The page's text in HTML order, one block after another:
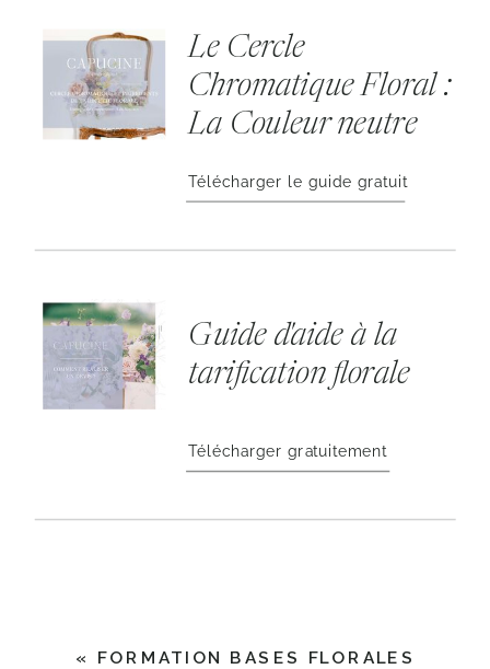
Télécharger le guide gratuit
Le Cercle
Chromatique Floral :
La Couleur neutre
Télécharger gratuitement
Guide d'aide à la
tarification florale
« FORMATION BASES FLORALES